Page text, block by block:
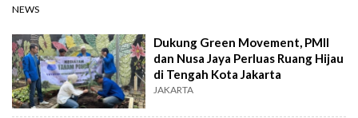
NEWS
Dukung Green Movement, PMII
dan Nusa Jaya Perluas Ruang Hijau
di Tengah Kota Jakarta
JAKARTA